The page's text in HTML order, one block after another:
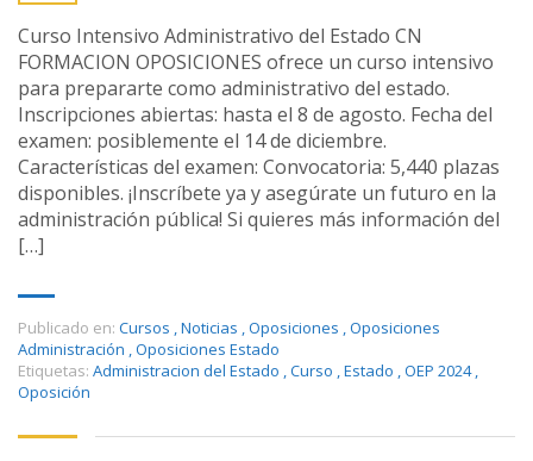
Curso Intensivo Administrativo del Estado CN
FORMACION OPOSICIONES ofrece un curso intensivo
para prepararte como administrativo del estado.
Inscripciones abiertas: hasta el 8 de agosto. Fecha del
examen: posiblemente el 14 de diciembre.
Características del examen: Convocatoria: 5,440 plazas
disponibles. ¡Inscríbete ya y asegúrate un futuro en la
administración pública! Si quieres más información del
[…]
Publicado en: Cursos ,Noticias ,Oposiciones ,Oposiciones
Administración ,Oposiciones Estado
Etiquetas: Administracion del Estado ,Curso ,Estado ,OEP 2024,
Oposición